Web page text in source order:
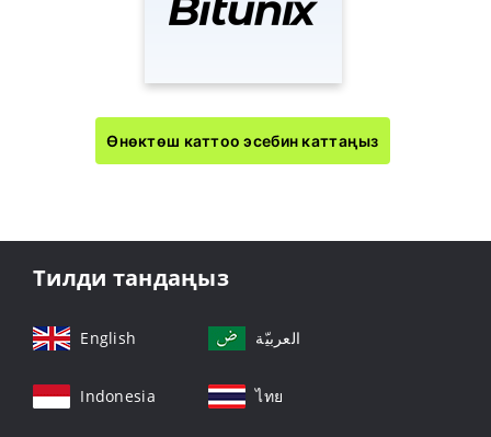
Өнөктөш каттоо эсебин каттаңыз
Тилди тандаңыз
English العربيّة
Indonesia ไทย